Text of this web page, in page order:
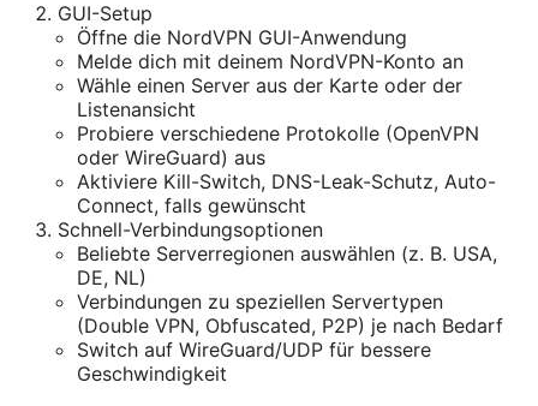
GUI-Setup
Öffne die NordVPN GUI-Anwendung
Melde dich mit deinem NordVPN-Konto an
Wähle einen Server aus der Karte oder der
Listenansicht
Probiere verschiedene Protokolle (OpenVPN
oder WireGuard) aus
Aktiviere Kill-Switch, DNS-Leak-Schutz, Auto-
Connect, falls gewünscht
Schnell-Verbindungsoptionen
Beliebte Serverregionen auswählen (z. B. USA,
DE, NL)
Verbindungen zu speziellen Servertypen
(Double VPN, Obfuscated, P2P) je nach Bedarf
Switch auf WireGuard/UDP für bessere
Geschwindigkeit